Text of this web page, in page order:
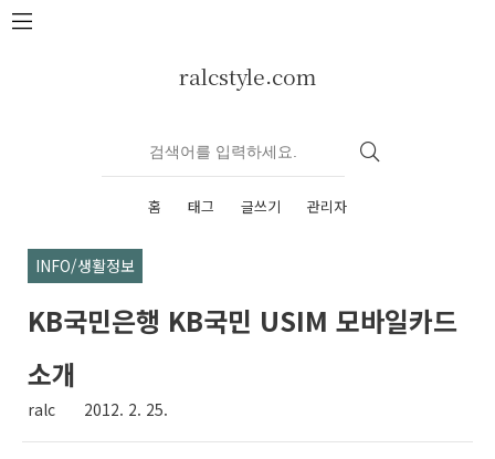
본문 바로가기
ralcstyle.com
홈 태그 글쓰기 관리자
INFO/생활정보
KB국민은행 KB국민 USIM 모바일카드
소개
ralc 2012. 2. 25.